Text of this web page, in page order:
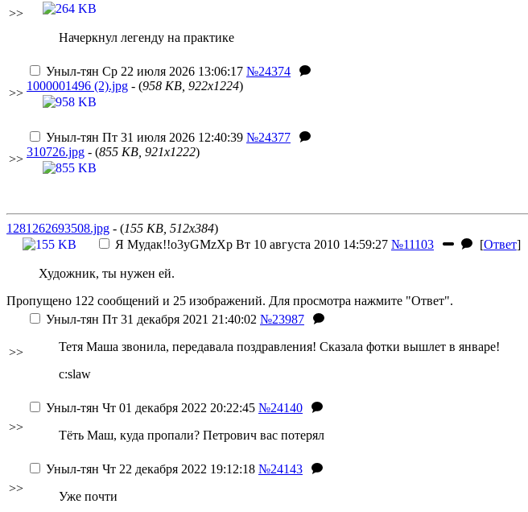
>>
Начеркнул легенду на практике
>>
Уныл-тян Ср 22 июля 2026 13:06:17 №24374
1000001496 (2).jpg - (958 KB, 922x1224)
>>
Уныл-тян Пт 31 июля 2026 12:40:39 №24377
310726.jpg - (855 KB, 921x1222)
1281262693508.jpg - (155 KB, 512x384)
Я Мудак!!o3yGMzXp Вт 10 августа 2010 14:59:27 №11103 [Ответ]
Художник, ты нужен ей.
Пропущено 122 сообщений и 25 изображений. Для просмотра нажмите "Ответ".
>>
Уныл-тян Пт 31 декабря 2021 21:40:02 №23987
Тетя Маша звонила, передавала поздравления! Сказала фотки вышлет в январе!
c:slaw
>>
Уныл-тян Чт 01 декабря 2022 20:22:45 №24140
Тёть Маш, куда пропали? Петрович вас потерял
>>
Уныл-тян Чт 22 декабря 2022 19:12:18 №24143
Уже почти